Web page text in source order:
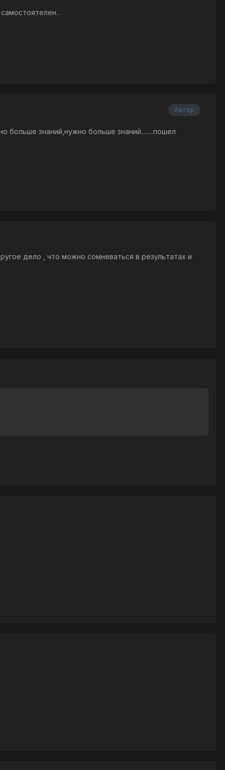
Автор
больше знаний,нужно больше знаний........пошел
дело , что можно сомневаться в результатах и